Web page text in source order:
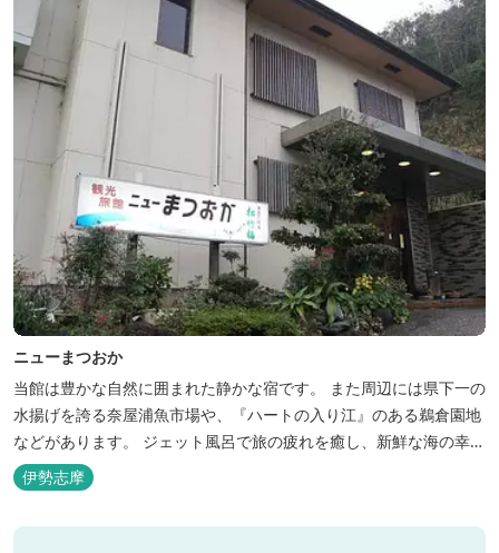
ニューまつおか
当館は豊かな自然に囲まれた静かな宿です。 また周辺には県下一の
水揚げを誇る奈屋浦魚市場や、『ハートの入り江』のある鵜倉園地
などがあります。 ジェット風呂で旅の疲れを癒し、新鮮な海の幸を
どうぞお楽しみください。 ゆったりと・・のんびりと・・くつろぎ
の時間がここにあります。
伊勢志摩